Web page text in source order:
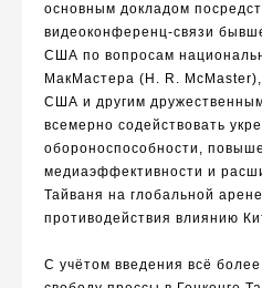
основным докладом
видеоконференц-связи бывш
США по вопросам
МакМастера ( H. R. McMaster),
США и другим
всемерно содействовать
обороноспособности,
медиаэффективности и
Тайваня на глобальной
противодействия влиянию
С учётом введения всё